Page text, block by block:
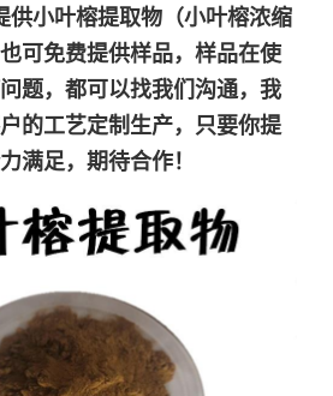
供小叶榕提取物（小叶榕浓缩
可免费提供样品，样品在使
题，都可以找我们沟通，我
的工艺定制生产，只要你提
满足，期待合作！